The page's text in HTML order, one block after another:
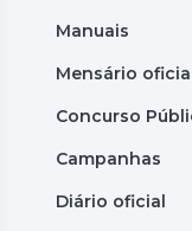
Manuais
Mensário
Concurso
Campanhas
Diário oficial